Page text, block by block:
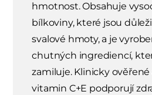
hmotnost. Obsahuje
bílkoviny, které jsou
svalové hmoty, a je
chutných ingrediencí,
zamiluje. Klinicky
vitamin C+E podporují